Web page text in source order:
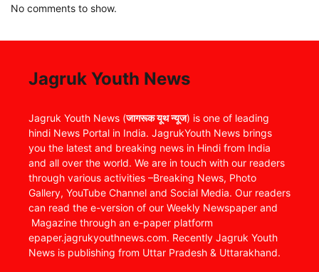
No comments to show.
Jagruk Youth News
Jagruk Youth News (जागरूक यूथ न्यूज) is one of leading
hindi News Portal in India. JagrukYouth News brings
you the latest and breaking news in Hindi from India
and all over the world. We are in touch with our readers
through various activities –Breaking News, Photo
Gallery, YouTube Channel and Social Media. Our readers
can read the e-version of our Weekly Newspaper and
Magazine through an e-paper platform
epaper.jagrukyouthnews.com. Recently Jagruk Youth
News is publishing from Uttar Pradesh & Uttarakhand.